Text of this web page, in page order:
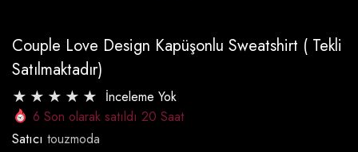
Couple Love Design Kapüşonlu Sweatshirt ( Tekli
Satılmaktadır)
İnceleme Yok
6 Son olarak satıldı 20 Saat
Satıcı touzmoda